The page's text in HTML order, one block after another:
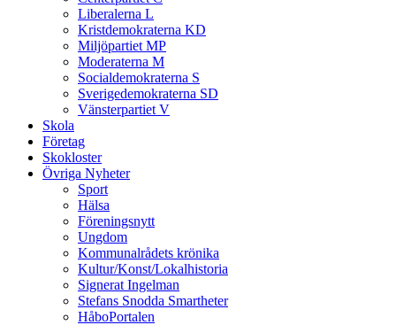
Liberalerna L
Kristdemokraterna KD
Miljöpartiet MP
Moderaterna M
Socialdemokraterna S
Sverigedemokraterna SD
Vänsterpartiet V
Skola
Företag
Skokloster
Övriga Nyheter
Sport
Hälsa
Föreningsnytt
Ungdom
Kommunalrådets krönika
Kultur/Konst/Lokalhistoria
Signerat Ingelman
Stefans Snodda Smartheter
HåboPortalen